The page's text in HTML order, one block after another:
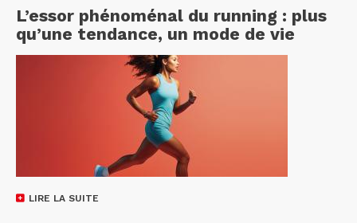
L’essor phénoménal du running : plus
qu’une tendance, un mode de vie
LIRE LA SUITE